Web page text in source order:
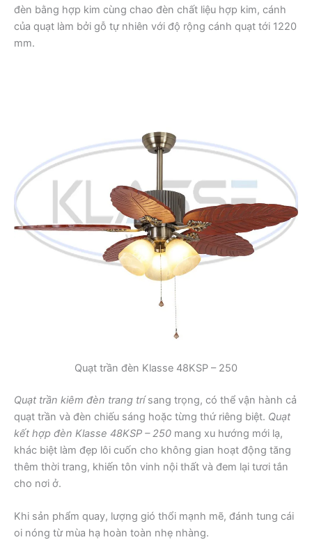
đèn bằng hợp kim cùng chao đèn chất liệu hợp kim, cánh
của quạt làm bởi gỗ tự nhiên với độ rộng cánh quạt tới 1220
mm.
Quạt trần đèn Klasse 48KSP – 250
Quạt trần kiêm đèn trang trísang trọng, có thể vận hành cả
quạt trần và đèn chiếu sáng hoặc từng thứ riêng biệt. Quạt
kết hợp đèn Klasse 48KSP – 250 mang xu hướng mới lạ,
khác biệt làm đẹp lôi cuốn cho không gian hoạt động tăng
thêm thời trang, khiến tôn vinh nội thất và đem lại tươi tắn
cho nơi ở.
Khi sản phẩm quay, lượng gió thổi mạnh mẽ, đánh tung cái
oi nóng từ mùa hạ hoàn toàn nhẹ nhàng.